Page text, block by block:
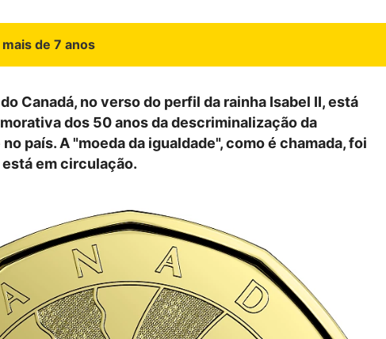
mais de 7 anos
Canadá, no verso do perfil da rainha Isabel II, está
dos 50 anos da descriminalização da
país. A "moeda da igualdade", como é chamada, foi
em circulação.